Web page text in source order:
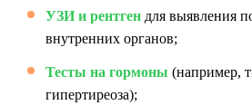
УЗИ и рентген для выявления
внутренних органов;
Тесты на гормоны (например,
гипертиреоза);